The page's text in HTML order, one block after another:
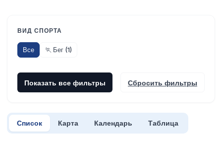
ВИД СПОРТА
Все 🏃 Бег (1)
Показать все фильтры Сбросить фильтры
Список Карта Календарь Таблица